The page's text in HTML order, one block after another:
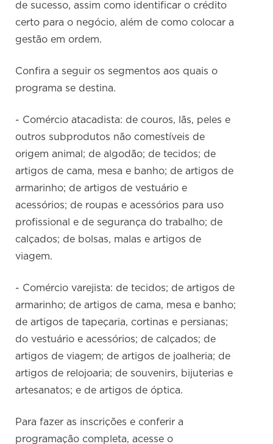
de sucesso, assim como identificar o crédito
certo para o negócio, além de como colocar a
gestão em ordem.
Confira a seguir os segmentos aos quais o
programa se destina.
- Comércio atacadista: de couros, lãs, peles e
outros subprodutos não comestíveis de
origem animal; de algodão; de tecidos; de
artigos de cama, mesa e banho; de artigos de
armarinho; de artigos de vestuário e
acessórios; de roupas e acessórios para uso
profissional e de segurança do trabalho; de
calçados; de bolsas, malas e artigos de
viagem.
- Comércio varejista: de tecidos; de artigos de
armarinho; de artigos de cama, mesa e banho;
de artigos de tapeçaria, cortinas e persianas;
do vestuário e acessórios; de calçados; de
artigos de viagem; de artigos de joalheria; de
artigos de relojoaria; de souvenirs, bijuterias e
artesanatos; e de artigos de óptica.
Para fazer as inscrições e conferir a
programação completa, acesse o